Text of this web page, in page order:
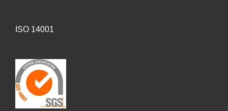
ISO 14001